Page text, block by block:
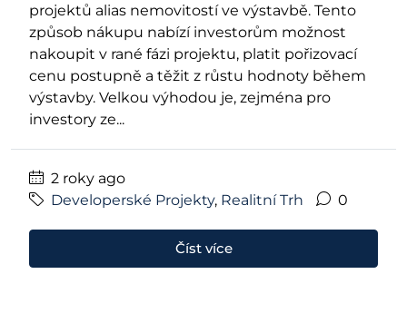
projektů alias nemovitostí ve výstavbě. Tento
způsob nákupu nabízí investorům možnost
nakoupit v rané fázi projektu, platit pořizovací
cenu postupně a těžit z růstu hodnoty během
výstavby. Velkou výhodou je, zejména pro
investory ze...
2 roky ago
Developerské Projekty, Realitní Trh 0
Číst více